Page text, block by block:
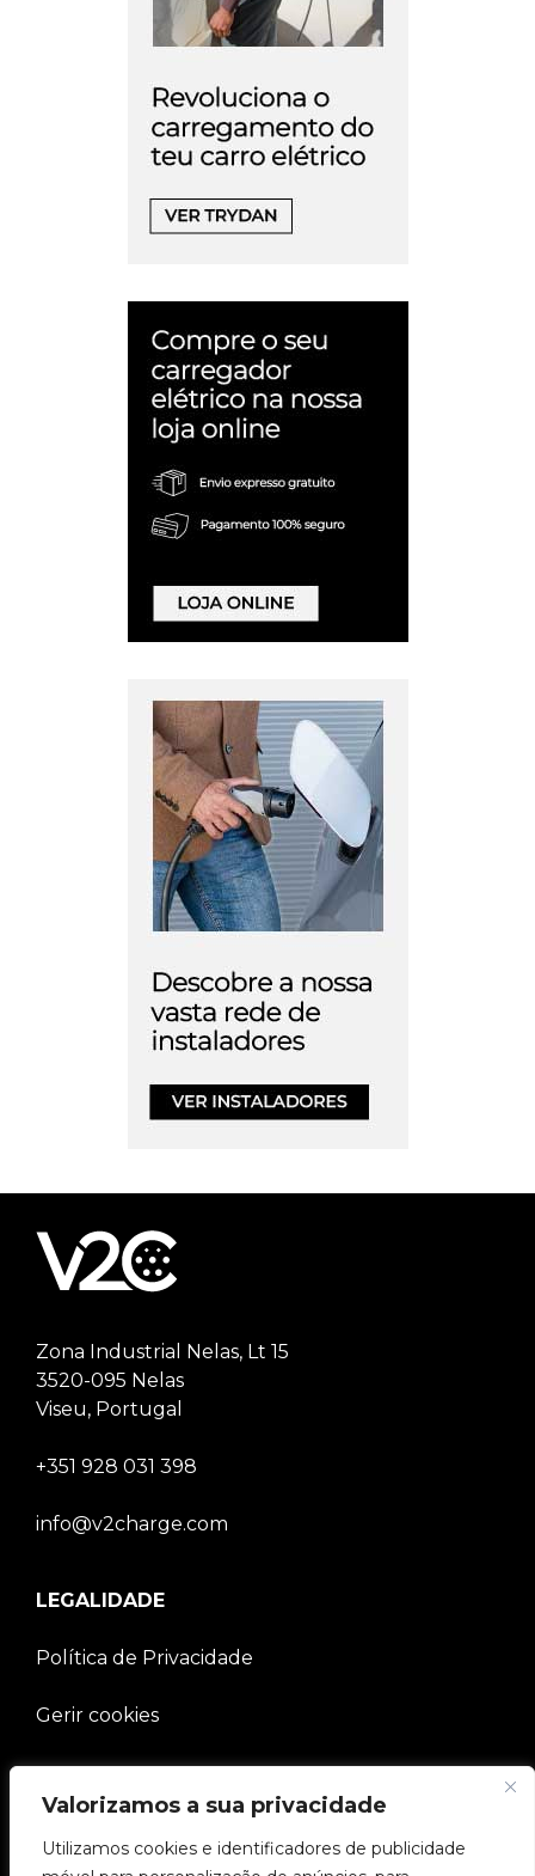
Valorizamos a sua privacidade
Utilizamos cookies e identificadores de publicidade
Zona Industrial Nelas, Lt 15
3520-095 Nelas
Viseu, Portugal
+351 928 031 398
info@v2charge.com
LEGALIDADE
Política de Privacidade
Gerir cookies
EMPRESA
Comunidade V2C